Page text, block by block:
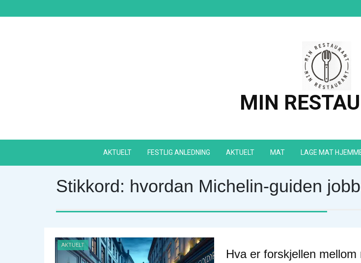
to
MIN
AKTUELT FESTLIG ANLEDNING AKTUELT MAT LAGE MAT
Stikkord: hvordan Michelin-guiden
AKTUELT
Hva er forskjellen